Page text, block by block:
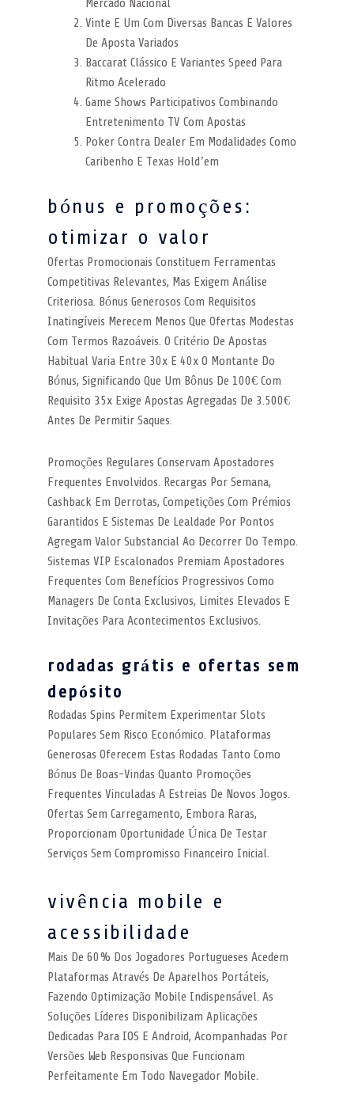
Vinte E Um Com Diversas Bancas E Valores
De Aposta Variados
Baccarat Clássico E Variantes Speed Para
Ritmo Acelerado
Game Shows Participativos Combinando
Entretenimento TV Com Apostas
Poker Contra Dealer Em Modalidades Como
Caribenho E Texas Hold’em
bónus e promoções:
otimizar o valor
Ofertas Promocionais Constituem Ferramentas
Competitivas Relevantes, Mas Exigem Análise
Criteriosa. Bónus Generosos Com Requisitos
Inatingíveis Merecem Menos Que Ofertas Modestas
Com Termos Razoáveis. O Critério De Apostas
Habitual Varia Entre 30x E 40x O Montante Do
Bónus, Significando Que Um Bônus De 100€ Com
Requisito 35x Exige Apostas Agregadas De 3.500€
Antes De Permitir Saques.
Promoções Regulares Conservam Apostadores
Frequentes Envolvidos. Recargas Por Semana,
Cashback Em Derrotas, Competições Com Prémios
Garantidos E Sistemas De Lealdade Por Pontos
Agregam Valor Substancial Ao Decorrer Do Tempo.
Sistemas VIP Escalonados Premiam Apostadores
Frequentes Com Benefícios Progressivos Como
Managers De Conta Exclusivos, Limites Elevados E
Invitações Para Acontecimentos Exclusivos.
rodadas grátis e ofertas sem
depósito
Rodadas Spins Permitem Experimentar Slots
Populares Sem Risco Económico. Plataformas
Generosas Oferecem Estas Rodadas Tanto Como
Bónus De Boas-Vindas Quanto Promoções
Frequentes Vinculadas A Estreias De Novos Jogos.
Ofertas Sem Carregamento, Embora Raras,
Proporcionam Oportunidade Única De Testar
Serviços Sem Compromisso Financeiro Inicial.
vivência mobile e
acessibilidade
Mais De 60% Dos Jogadores Portugueses Acedem
Plataformas Através De Aparelhos Portáteis,
Fazendo Optimização Mobile Indispensável. As
Soluções Líderes Disponibilizam Aplicações
Dedicadas Para IOS E Android, Acompanhadas Por
Versões Web Responsivas Que Funcionam
Perfeitamente Em Todo Navegador Mobile.